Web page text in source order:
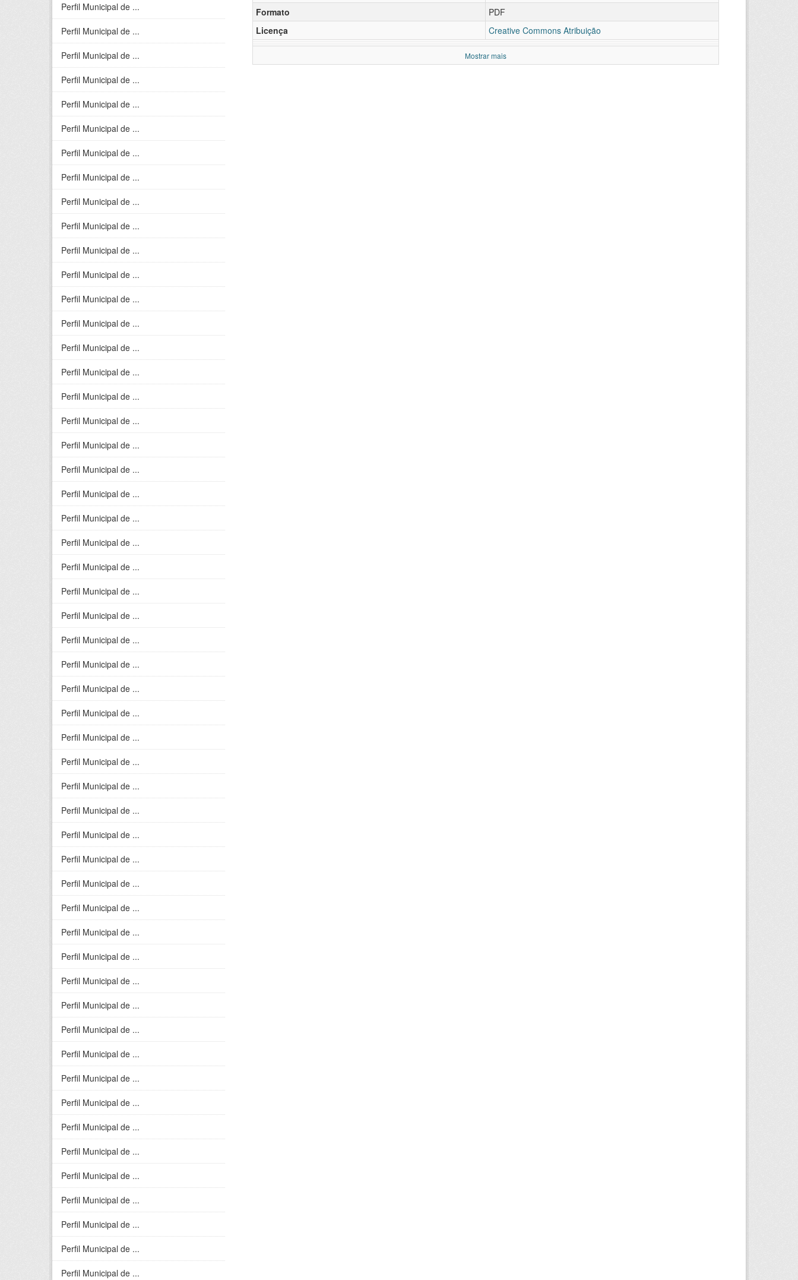
Perfil Municipal de ...
Perfil Municipal de ...
Perfil Municipal de ...
Perfil Municipal de ...
Perfil Municipal de ...
Perfil Municipal de ...
Perfil Municipal de ...
Perfil Municipal de ...
Perfil Municipal de ...
Perfil Municipal de ...
Perfil Municipal de ...
Perfil Municipal de ...
Perfil Municipal de ...
Perfil Municipal de ...
Perfil Municipal de ...
Perfil Municipal de ...
Perfil Municipal de ...
Perfil Municipal de ...
Perfil Municipal de ...
Perfil Municipal de ...
Perfil Municipal de ...
Perfil Municipal de ...
Perfil Municipal de ...
Perfil Municipal de ...
Perfil Municipal de ...
Perfil Municipal de ...
Perfil Municipal de ...
Perfil Municipal de ...
Perfil Municipal de ...
Perfil Municipal de ...
Perfil Municipal de ...
Perfil Municipal de ...
Perfil Municipal de ...
Perfil Municipal de ...
Perfil Municipal de ...
Perfil Municipal de ...
Perfil Municipal de ...
Perfil Municipal de ...
Perfil Municipal de ...
Perfil Municipal de ...
Perfil Municipal de ...
Perfil Municipal de ...
Perfil Municipal de ...
Perfil Municipal de ...
Perfil Municipal de ...
Perfil Municipal de ...
Perfil Municipal de ...
Perfil Municipal de ...
Perfil Municipal de ...
Perfil Municipal de ...
Perfil Municipal de ...
Perfil Municipal de ...
Perfil Municipal de ...
Formato
PDF
Licença
Creative Commons Atribuição
Mostrar mais